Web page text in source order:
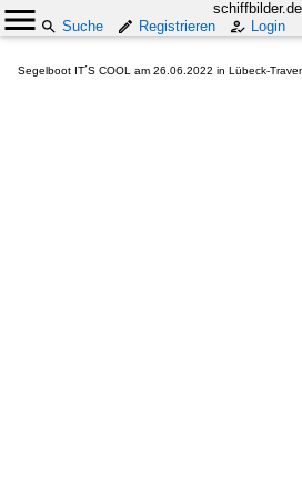
schiffbilder.de
Suche
Registrieren Login
Segelboot IT´S COOL am 26.06.2022 in Lübeck-